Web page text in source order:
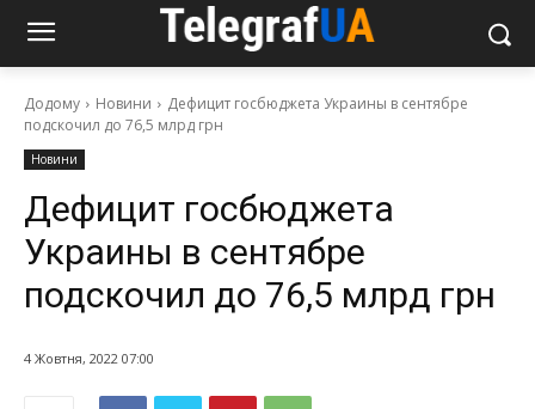
Додому Новини
Дефицит госбюджета Украины в сентябре
подскочил до 76,5 млрд грн
Новини
Дефицит госбюджета
Украины в сентябре
подскочил до 76,5 млрд грн
4 Жовтня, 2022 07:00